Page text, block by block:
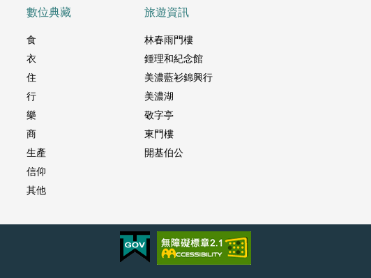
數位典藏
食
衣
住
行
樂
商
生產
信仰
其他
旅遊資訊
林春雨門樓
鍾理和紀念館
美濃藍衫錦興行
美濃湖
敬字亭
東門樓
開基伯公